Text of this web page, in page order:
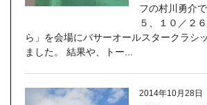
フの村川勇介
５、１０／２
ら」を会場にバサーオールスタークラシ
ました。 結果や、トー...
2014年10月28日